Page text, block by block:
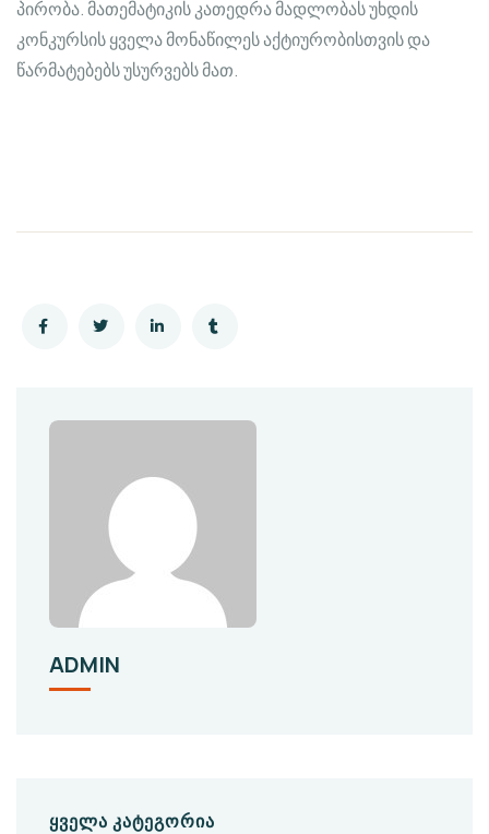
პირობა. მათემატიკის კათედრა მადლობას უხდის
კონკურსის ყველა მონაწილეს აქტიურობისთვის და
წარმატებებს უსურვებს მათ.
ADMIN
ᲧᲕᲔᲚᲐ ᲙᲐᲢᲔᲒᲝᲠᲘᲐ